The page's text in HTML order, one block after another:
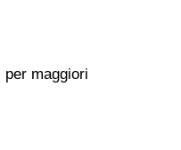
per maggiori